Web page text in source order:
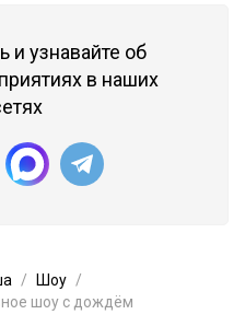
и узнавайте об
в наших
Шоу
шоу с дождём